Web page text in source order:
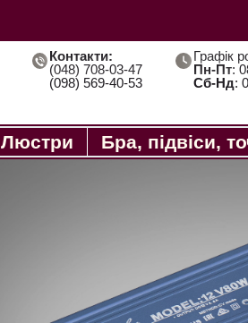
Контакти:
(048) 708-03-47
(098) 569-40-53
Графік
Пн-Пт:
Сб-Нд:
Люстри Бра, підвіси,